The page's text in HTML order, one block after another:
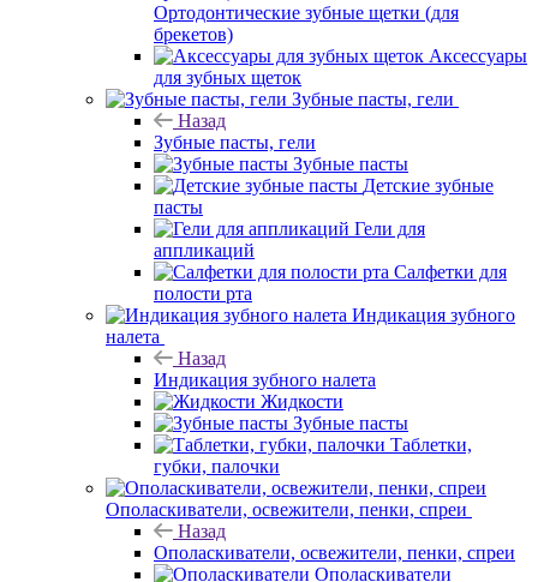
Ортодонтические зубные щетки (для
брекетов)
Аксессуары
для зубных щеток
Зубные пасты, гели
Назад
Зубные пасты, гели
Зубные пасты
Детские зубные
пасты
Гели для
аппликаций
Салфетки для
полости рта
Индикация зубного
налета
Назад
Индикация зубного налета
Жидкости
Зубные пасты
Таблетки,
губки, палочки
Ополаскиватели, освежители, пенки, спреи
Назад
Ополаскиватели, освежители, пенки, спреи
Ополаскиватели